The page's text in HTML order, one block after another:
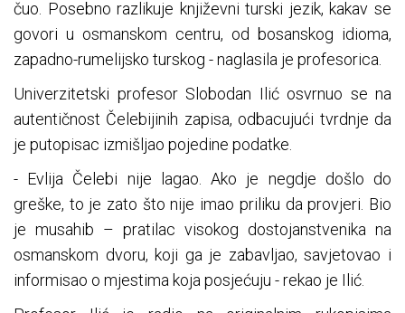
čuo. Posebno razlikuje književni turski jezik, kakav se
govori u osmanskom centru, od bosanskog idioma,
zapadno-rumelijsko turskog - naglasila je profesorica.
Univerzitetski profesor Slobodan Ilić osvrnuo se na
autentičnost Čelebijinih zapisa, odbacujući tvrdnje da
je putopisac izmišljao pojedine podatke.
- Evlija Čelebi nije lagao. Ako je negdje došlo do
greške, to je zato što nije imao priliku da provjeri. Bio
je musahib – pratilac visokog dostojanstvenika na
osmanskom dvoru, koji ga je zabavljao, savjetovao i
informisao o mjestima koja posjećuju - rekao je Ilić.